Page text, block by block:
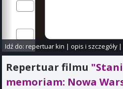
Idź do:repertuar kin |opis i szczegóły
Repertuar filmu
memoriam: Nowa